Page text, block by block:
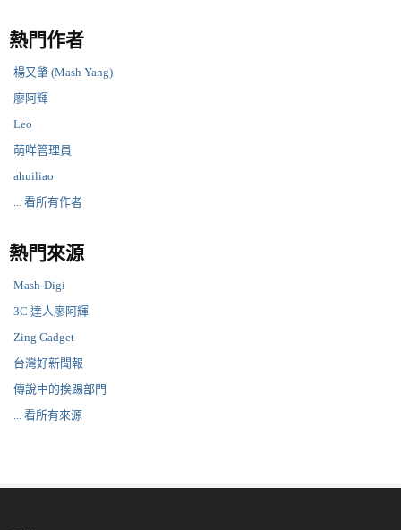
熱門作者
楊又肇 (Mash Yang)
廖阿輝
Leo
萌咩管理員
ahuiliao
... 看所有作者
熱門來源
Mash-Digi
3C 達人廖阿輝
Zing Gadget
台灣好新聞報
傳說中的挨踢部門
... 看所有來源